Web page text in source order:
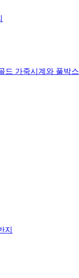
드 가죽시계와 풀박스
지